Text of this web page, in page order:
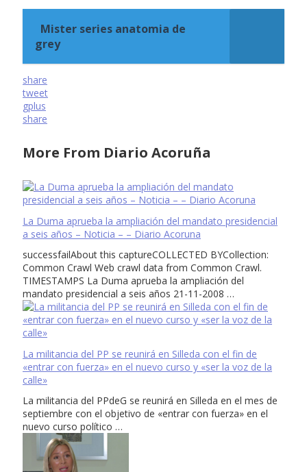
Mister series anatomia de
grey
share
tweet
gplus
share
More From Diario Acoruña
La Duma aprueba la ampliación del mandato presidencial
a seis años – Noticia – – Diario Acoruna
successfailAbout this captureCOLLECTED BYCollection:
Common Crawl Web crawl data from Common Crawl.
TIMESTAMPS La Duma aprueba la ampliación del
mandato presidencial a seis años 21-11-2008 …
La militancia del PP se reunirá en Silleda con el fin de
«entrar con fuerza» en el nuevo curso y «ser la voz de la
calle»
La militancia del PPdeG se reunirá en Silleda en el mes de
septiembre con el objetivo de «entrar con fuerza» en el
nuevo curso político …